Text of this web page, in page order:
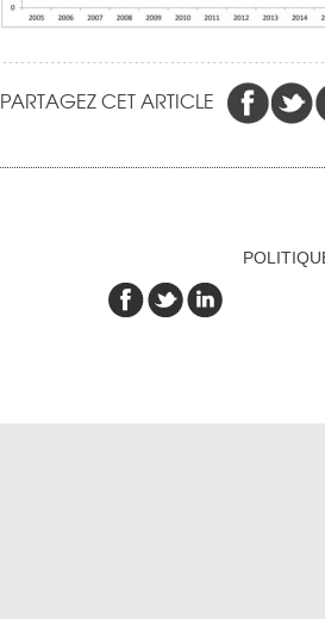
PARTAGEZ CET ARTICLE